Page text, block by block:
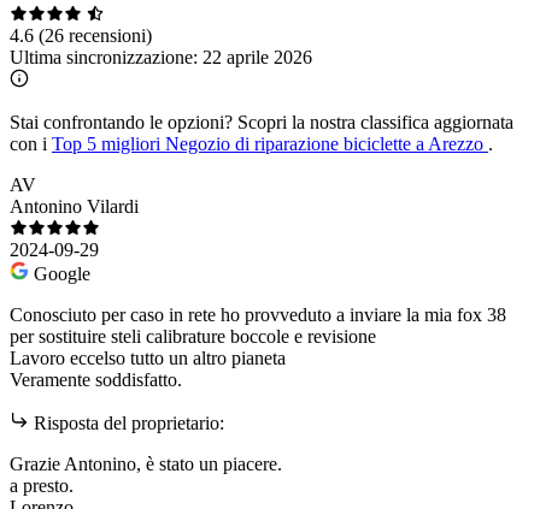
4.6 (26 recensioni)
Ultima sincronizzazione: 22 aprile 2026
Stai confrontando le opzioni? Scopri la nostra classifica aggiornata
con i Top 5 migliori Negozio di riparazione biciclette a Arezzo .
AV
Antonino Vilardi
2024-09-29
Google
Conosciuto per caso in rete ho provveduto a inviare la mia fox 38
per sostituire steli calibrature boccole e revisione
Lavoro eccelso tutto un altro pianeta
Veramente soddisfatto.
Risposta del proprietario:
Grazie Antonino, è stato un piacere.
a presto.